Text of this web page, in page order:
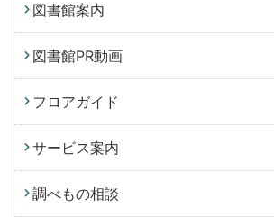
図書館案内
図書館PR動画
フロアガイド
サービス案内
調べもの相談